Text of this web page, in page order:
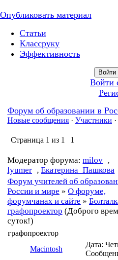
Опубликовать материал
Статьи
Классруку
Эффективность
Войти
Войти
Форум об образовании в
Новые сообщения · Участники ·
Страница 1 из 1 1
Модератор форума: milov ,
lyumer , Екатерина_Пашкова
Форум учителей об
России и мире » О форуме,
форумчанах и сайте »
графопроектор (Доброго
суток!)
графопроектор
Macintosh
Дата: